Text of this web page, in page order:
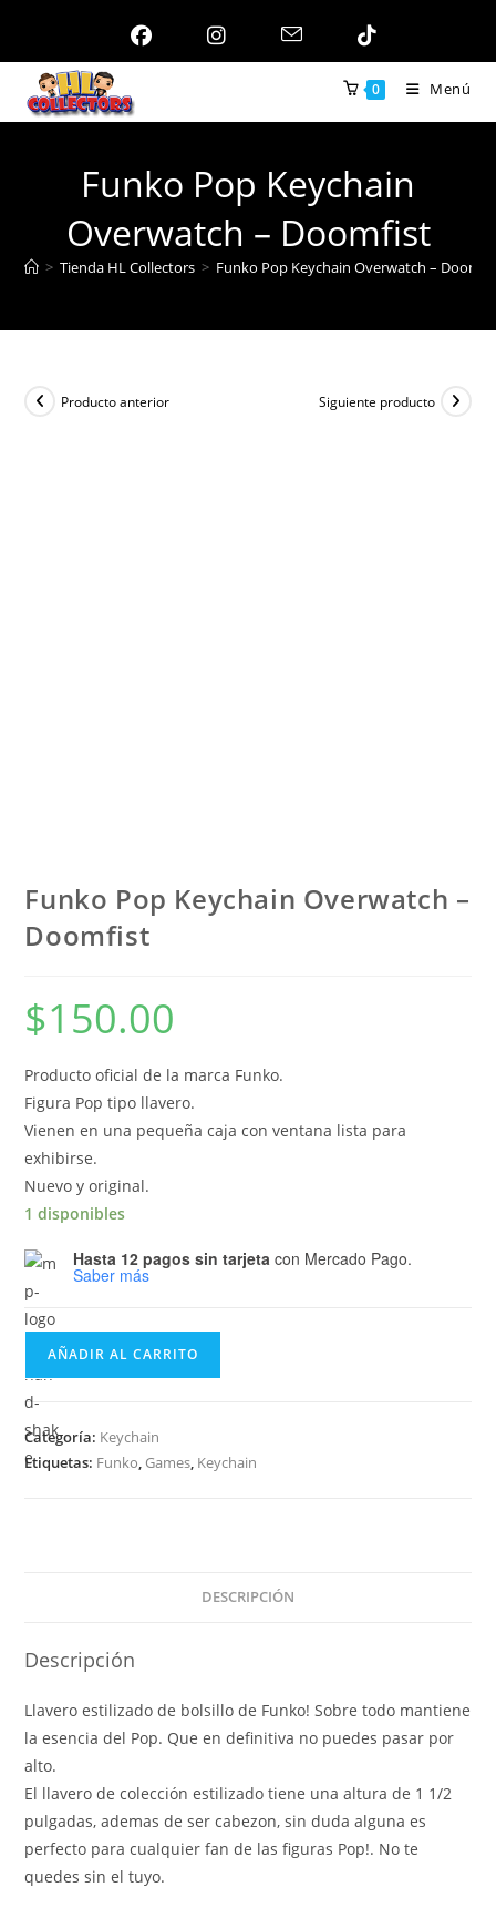
contenido
0 Menú
Funko Pop Keychain
Overwatch – Doomfist
> Tienda HL Collectors > Funko Pop Keychain Overwatch –
Producto anterior Siguiente producto
Funko Pop Keychain Overwatch –
Doomfist
$150.00
Producto oficial de la marca Funko.
Figura Pop tipo llavero.
Vienen en una pequeña caja con ventana lista para
exhibirse.
Nuevo y original.
1 disponibles
Hasta 12 pagos sin tarjeta con Mercado Pago.
Saber más
Funko
Keychain
Overwatch
–
AÑADIR AL CARRITO
Categoría: Keychain
Etiquetas: Funko, Games, Keychain
DESCRIPCIÓN
Descripción
Llavero estilizado de bolsillo de Funko! Sobre todo mantiene
la esencia del Pop. Que en definitiva no puedes pasar por
alto.
El llavero de colección estilizado tiene una altura de 1 1/2
pulgadas, ademas de ser cabezon, sin duda alguna es
perfecto para cualquier fan de las figuras Pop!. No te
quedes sin el tuyo.